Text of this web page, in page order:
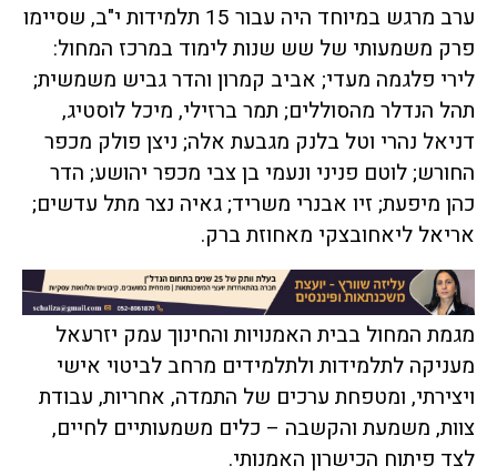
ערב מרגש במיוחד היה עבור 15 תלמידות י"ב, שסיימו
פרק משמעותי של שש שנות לימוד במרכז המחול:
לירי פלגמה מעדי; אביב קמרון והדר גביש משמשית;
תהל הנדלר מהסוללים; תמר ברזילי, מיכל לוסטיג,
דניאל נהרי וטל בלנק מגבעת אלה; ניצן פולק מכפר
החורש; לוטם פניני ונעמי בן צבי מכפר יהושע; הדר
כהן מיפעת; זיו אבנרי משריד; גאיה נצר מתל עדשים;
אריאל ליאחובצקי מאחוזת ברק.
מגמת המחול בבית האמנויות והחינוך עמק יזרעאל
מעניקה לתלמידות ולתלמידים מרחב לביטוי אישי
ויצירתי, ומטפחת ערכים של התמדה, אחריות, עבודת
צוות, משמעת והקשבה – כלים משמעותיים לחיים,
לצד פיתוח הכישרון האמנותי.